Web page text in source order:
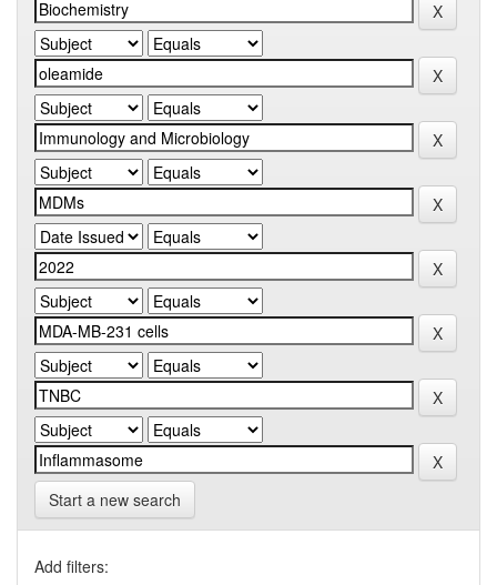
Start a new search
Add filters: